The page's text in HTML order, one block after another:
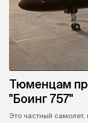
Тюменцам
"Боинг 757"
Это частный самолет,